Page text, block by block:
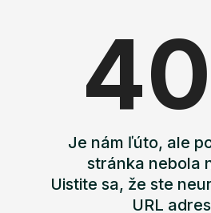
Je nám ľúto, ale
stránka nebola
Uistite sa, že ste
URL